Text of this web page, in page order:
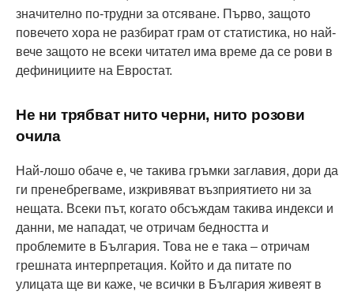
значително по-трудни за отсяване. Първо, защото
повечето хора не разбират грам от статистика, но най-
вече защото не всеки читател има време да се рови в
дефинициите на Евростат.
Не ни трябват нито черни, нито розови
очила
Най-лошо обаче е, че такива гръмки заглавия, дори да
ги пренебрегваме, изкривяват възприятието ни за
нещата. Всеки път, когато обсъждам такива индекси и
данни, ме нападат, че отричам бедността и
проблемите в България. Това не е така – отричам
грешната интерпретация. Който и да питате по
улицата ще ви каже, че всички в България живеят в